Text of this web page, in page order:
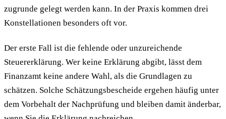
zugrunde gelegt werden kann. In der Praxis kommen drei
Konstellationen besonders oft vor.
Der erste Fall ist die fehlende oder unzureichende
Steuererklärung. Wer keine Erklärung abgibt, lässt dem
Finanzamt keine andere Wahl, als die Grundlagen zu
schätzen. Solche Schätzungsbescheide ergehen häufig unter
dem Vorbehalt der Nachprüfung und bleiben damit änderbar,